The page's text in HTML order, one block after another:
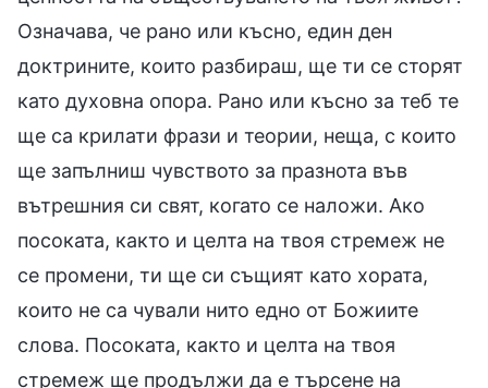
Означава, че рано или късно, един ден
доктрините, които разбираш, ще ти се сторят
като духовна опора. Рано или късно за теб те
ще са крилати фрази и теории, неща, с които
ще запълниш чувството за празнота във
вътрешния си свят, когато се наложи. Ако
посоката, както и целта на твоя стремеж не
се промени, ти ще си същият като хората,
които не са чували нито едно от Божиите
слова. Посоката, както и целта на твоя
стремеж ще продължи да е търсене на